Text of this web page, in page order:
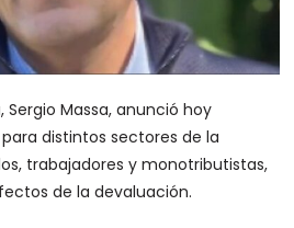
Sergio Massa, anunció hoy
distintos sectores de la
trabajadores y monotributistas,
de la devaluación.